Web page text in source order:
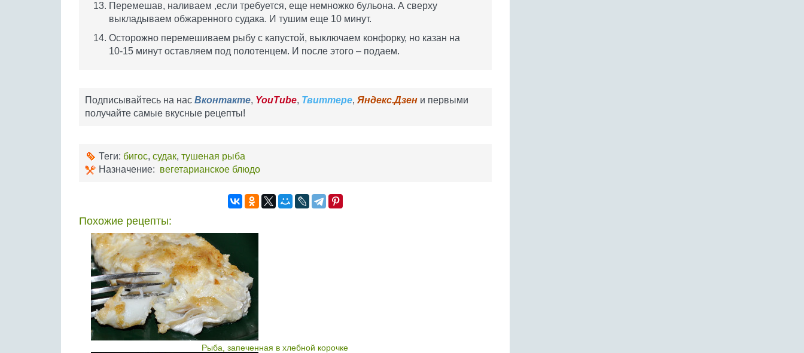
Перемешав, наливаем ,если требуется, еще немножко бульона. А сверху
выкладываем обжаренного судака. И тушим еще 10 минут.
Осторожно перемешиваем рыбу с капустой, выключаем конфорку, но казан на
10-15 минут оставляем под полотенцем. И после этого – подаем.
Подписывайтесь на нас Вконтакте, YouTube, Твиттере, Яндекс.Дзен и первыми
получайте самые вкусные рецепты!
Теги: бигос, судак, тушеная рыба
Назначение: вегетарианское блюдо
Похожие рецепты:
Рыба, запеченная в хлебной корочке